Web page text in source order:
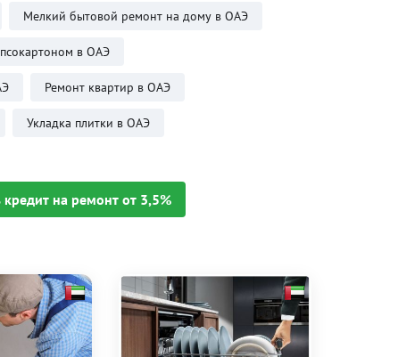
Мелкий бытовой ремонт на дому в ОАЭ
в ОАЭ
Ремонт квартир в ОАЭ
Укладка плитки в ОАЭ
кредит на ремонт от 3,5%